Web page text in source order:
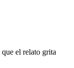
el relato grita